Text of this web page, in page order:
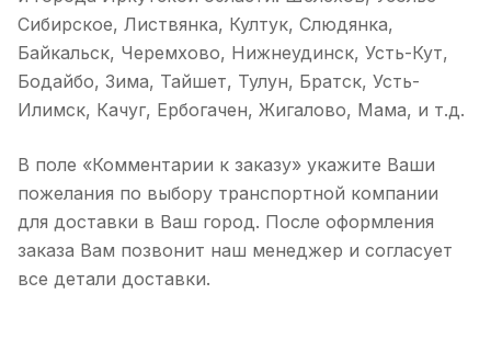
Сибирское, Листвянка, Култук, Слюдянка,
Байкальск, Черемхово, Нижнеудинск, Усть-Кут,
Бодайбо, Зима, Тайшет, Тулун, Братск, Усть-
Илимск, Качуг, Ербогачен, Жигалово, Мама, и т.д.
В поле «Комментарии к заказу» укажите Ваши
пожелания по выбору транспортной компании
для доставки в Ваш город. После оформления
заказа Вам позвонит наш менеджер и согласует
все детали доставки.